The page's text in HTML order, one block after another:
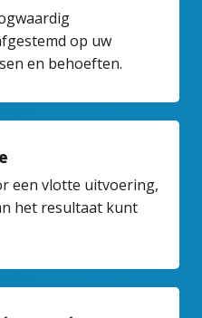
op uw
en behoeften.
een vlotte uitvoering,
het resultaat kunt